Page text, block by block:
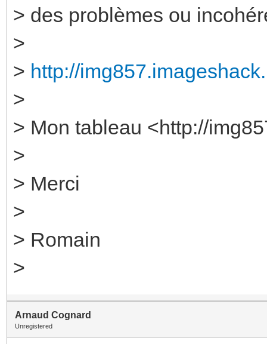
> des problèmes ou
>
> http://
>
> Mon tableau <http://
>
> Merci
>
> Romain
>
Arnaud Cognard
Unregistered